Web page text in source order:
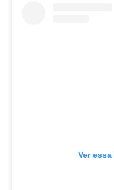
Ver